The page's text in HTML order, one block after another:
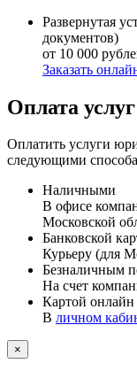
Развернутая
документов)
от 10 000
Заказать
Оплата услуг
Оплатить услуги
следующими
Наличными
В офисе
Московской
Банковской
Курьеру (для
Безналичным
На счет
Картой онлайн
В личном
×